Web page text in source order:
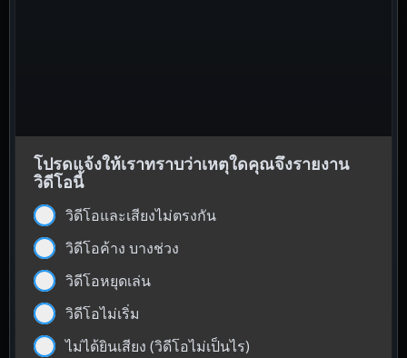
โปรดแจ้งให้เราทราบว่าเหตุใดคุณจึงรายงาน
วิดีโอนี้
วิดีโอและเสียงไม่ตรงกัน
วิดีโอค้าง บางช่วง
วิดีโอหยุดเล่น
วิดีโอไม่เริ่ม
ไม่ได้ยินเสียง (วิดีโอไม่เป็นไร)